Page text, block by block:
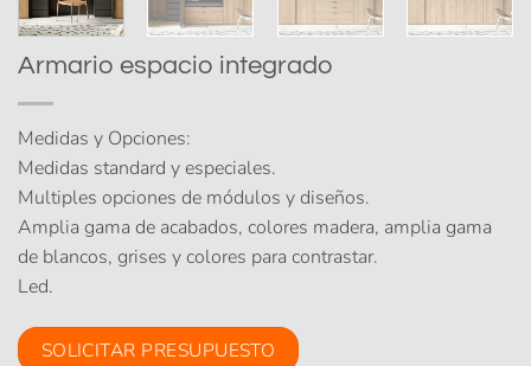
Armario espacio integrado
Medidas y Opciones:
Medidas standard y especiales.
Multiples opciones de módulos y diseños.
Amplia gama de acabados, colores madera, amplia gama
de blancos, grises y colores para contrastar.
Led.
SOLICITAR PRESUPUESTO